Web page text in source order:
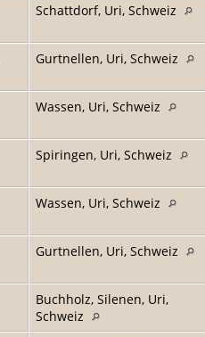
Schattdorf, Uri, Schweiz
Gurtnellen, Uri, Schweiz
Wassen, Uri, Schweiz
Spiringen, Uri, Schweiz
Wassen, Uri, Schweiz
Gurtnellen, Uri, Schweiz
Buchholz, Silenen, Uri,
Schweiz